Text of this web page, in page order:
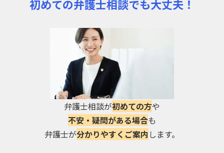
初めての弁護士相談でも大丈夫！
弁護士相談が初めての方や
不安・疑問がある場合も
弁護士が分かりやすくご案内 します。